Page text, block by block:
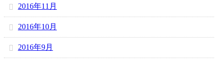
2016年11月
2016年10月
2016年9月